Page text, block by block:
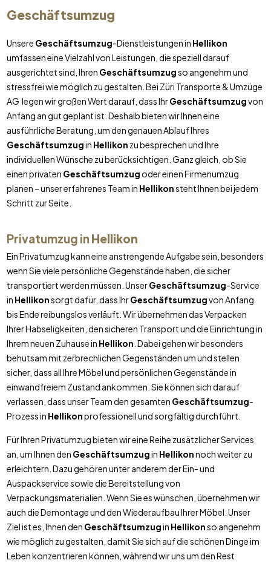
Geschäftsumzug
Unsere Geschäftsumzug-Dienstleistungen in Hellikon
umfassen eine Vielzahl von Leistungen, die speziell darauf
ausgerichtet sind, Ihren Geschäftsumzugso angenehm und
stressfrei wie möglich zu gestalten. Bei Züri Transporte & Umzüge
AG legen wir großen Wert darauf, dass IhrGeschäftsumzugvon
Anfang an gut geplant ist. Deshalb bieten wir Ihnen eine
ausführliche Beratung, um den genauen Ablauf Ihres
Geschäftsumzugin Hellikon zu besprechen und Ihre
individuellen Wünsche zu berücksichtigen. Ganz gleich, ob Sie
einen privaten Geschäftsumzugoder einen Firmenumzug
planen – unser erfahrenes Team in Hellikonsteht Ihnen bei jedem
Schritt zur Seite.
Privatumzug in Hellikon
Ein Privatumzug kann eine anstrengende Aufgabe sein, besonders
wenn Sie viele persönliche Gegenstände haben, die sicher
transportiert werden müssen. UnserGeschäftsumzug-Service
in Hellikonsorgt dafür, dass IhrGeschäftsumzugvon Anfang
bis Ende reibungslos verläuft. Wir übernehmen das Verpacken
Ihrer Habseligkeiten, den sicheren Transport und die Einrichtung in
Ihrem neuen Zuhause in Hellikon . Dabei gehen wir besonders
behutsam mit zerbrechlichen Gegenständen um und stellen
sicher, dass all Ihre Möbel und persönlichen Gegenstände in
einwandfreiem Zustand ankommen. Sie können sich darauf
verlassen, dass unser Team den gesamten Geschäftsumzug-
Prozess in Hellikonprofessionell und sorgfältig durchführt.
Für Ihren Privatumzug bieten wir eine Reihe zusätzlicher Services
an, um Ihnen den Geschäftsumzugin Hellikonnoch weiter zu
erleichtern. Dazu gehören unter anderem der Ein- und
Auspackservice sowie die Bereitstellung von
Verpackungsmaterialien. Wenn Sie es wünschen, übernehmen wir
auch die Demontage und den Wiederaufbau Ihrer Möbel. Unser
Ziel ist es, Ihnen den Geschäftsumzugin Hellikonso angenehm
wie möglich zu gestalten, damit Sie sich auf die schönen Dinge im
Leben konzentrieren können, während wir uns um den Rest